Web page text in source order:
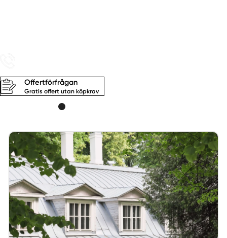
Offertförfrågan
Gratis offert utan köpkrav